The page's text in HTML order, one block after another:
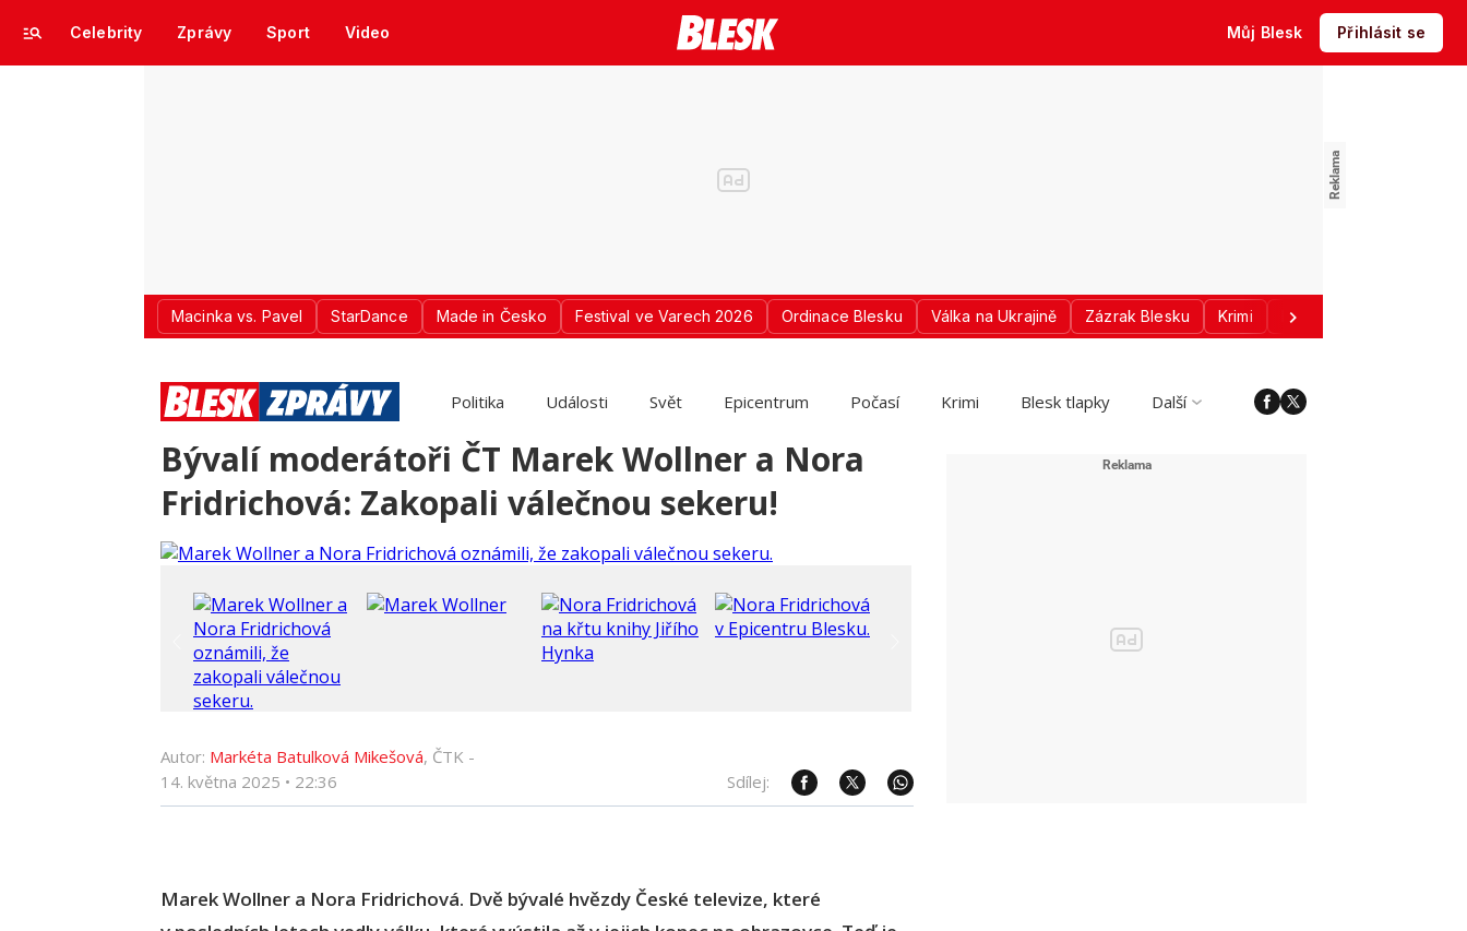
Celebrity Zprávy Sport Video Můj Blesk Přihlásit se
Macinka vs. Pavel StarDance Made in Česko Festival ve Varech 2026 Ordinace Blesku Válka na Ukrajině Zázrak Blesku Krimi Donald Trump
Politika Události Svět Epicentrum Počasí Krimi Blesk tlapky Další
Bývalí moderátoři ČT Marek Wollner a Nora
Fridrichová: Zakopali válečnou sekeru!
Autor: Markéta Batulková Mikešová, ČTK -
14. května 2025 • 22:36 Sdílej:
Marek Wollner a Nora Fridrichová. Dvě bývalé hvězdy České televize, které